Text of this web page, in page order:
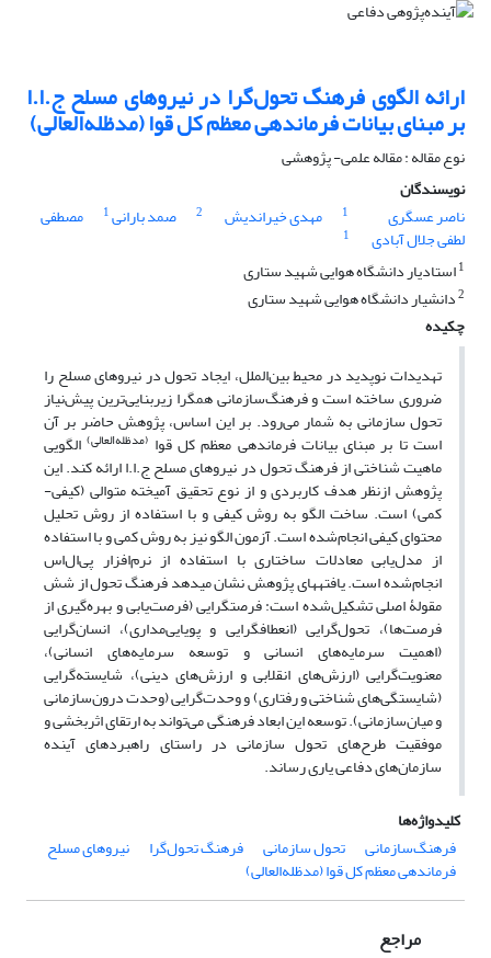
ارائه الگوی فرهنگ تحول‌گرا در نیروهای مسلح ج.ا.ا
بر مبنای بیانات فرماندهی معظم کل قوا (مدظله‌العالی)
نوع مقاله : مقاله علمی- پژوهشی
نویسندگان
ناصر عسگری
1 مهدی خیراندیش 2 صمد بارانی1 مصطفی
لطفی جلال آبادی
1
1استادیار دانشگاه هوایی شهید ستاری
2دانشیار دانشگاه هوایی شهید ستاری
چکیده
تهدیدات نوپدید در محیط بین‌الملل، ایجاد تحول در نیروهای مسلح را
ضروری ساخته است و فرهنگ‌سازمانی همگرا زیربنایی‌ترین پیش‌نیاز
تحول سازمانی به شمار می‌رود. بر این اساس، پژوهش حاضر بر آن
است تا بر مبنای بیانات فرماندهی معظم کل قوا (مدظله‌العالی)الگویی
ماهیت شناختی از فرهنگ تحول در نیروهای مسلح ج.ا.ا ارائه کند. این
پژوهش ازنظر هدف کاربردی و از نوع تحقیق آمیخته متوالی (کیفی-
کمی) است. ساخت الگو به روش کیفی و با استفاده از روش تحلیل
محتوای کیفی انجام‌شده است. آزمون الگو نیز به روش کمی و با استفاده
از مدل‌یابی معادلات ساختاری با استفاده از نرم‌افزار پی‌ال‌اس
انجام‌شده است. یافته​های پژوهش نشان می​دهد فرهنگ تحول از شش
مقولۀ اصلی تشکیل‌شده است: فرصت­گرایی (فرصت‌یابی و بهره‌گیری از
فرصت‌ها)، تحول‌گرایی (انعطاف­گرایی و پویایی‌مداری)، انسان‌گرایی
(اهمیت سرمایه‌های انسانی و توسعه سرمایه‌های انسانی)،
معنویت‌گرایی (ارزش‌های انقلابی و ارزش‌های دینی)، شایسته‌گرایی
(شایستگی‌های شناختی و رفتاری) و وحدت‌گرایی (وحدت درون‌سازمانی
و میان‌سازمانی). توسعه این ابعاد فرهنگی می‌تواند به ارتقای اثربخشی و
موفقیت طرح‌های تحول سازمانی در راستای راهبردهای آینده
سازمان‌های دفاعی یاری رساند.
کلیدواژه‌ها
فرهنگ‌سازمانی
تحول سازمانی فرهنگ تحول‌گرا نیروهای مسلح
فرماندهی معظم کل قوا (مدظله‌العالی)
مراجع